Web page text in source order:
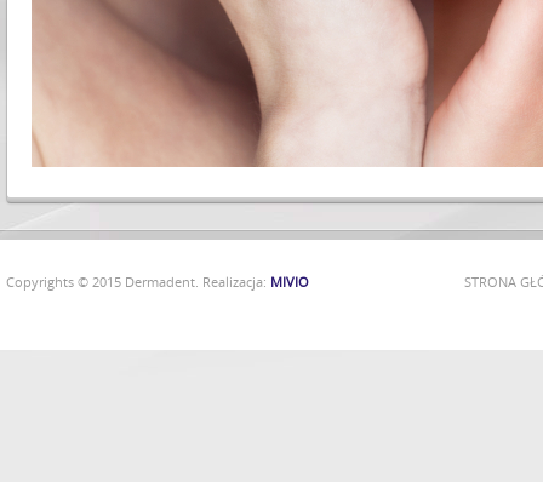
STRONA
Copyrights © 2015 Dermadent. Realizacja: MIVIO